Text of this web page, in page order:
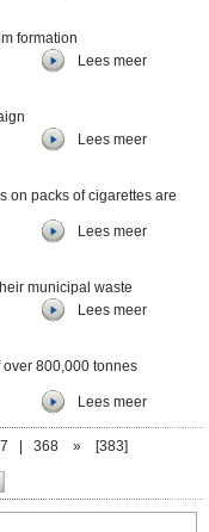
formation
Lees meer
Lees meer
on packs of cigarettes are
Lees meer
municipal waste
Lees meer
800,000 tonnes
Lees meer
368 » [383]